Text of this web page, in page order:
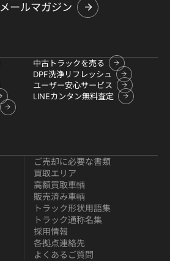
メールマガジン
中古トラックを売る
DPF洗浄リフレッシュ
ユーザー安心サービス
LINEカンタン無料査定
ご売却に必要な書類
買取エリア
高額買取車輌
販売済み車輌
トラック形状用語集
トラック通称名集
採用情報
各拠点連絡先
よくあるご質問